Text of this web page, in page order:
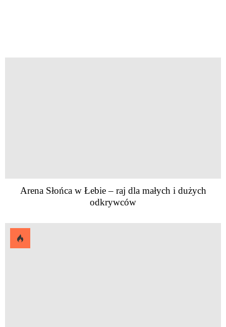
Arena Słońca w Łebie – raj dla małych i dużych
odkrywców